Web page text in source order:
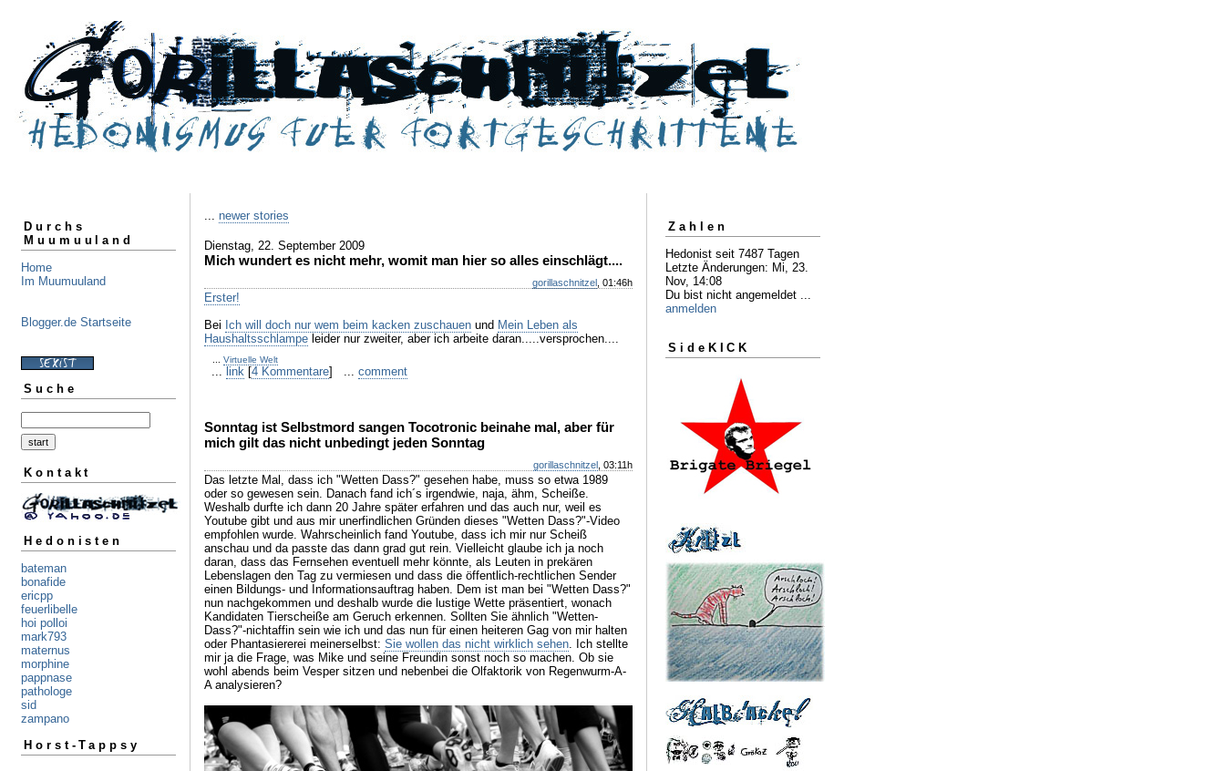
Durchs
Muumuuland
Home
Im Muumuuland
Blogger.de Startseite
Suche
Kontakt
Hedonisten
bateman
bonafide
ericpp
feuerlibelle
hoi polloi
mark793
maternus
morphine
pappnase
pathologe
sid
zampano
Horst-Tappsy
... newer stories
Dienstag, 22. September 2009
Mich wundert es nicht mehr, womit man hier so alles einschlägt....
gorillaschnitzel , 01:46h
Erster!
Bei Ich will doch nur wem beim kacken zuschauen und Mein Leben als
Haushaltsschlampe leider nur zweiter, aber ich arbeite daran.....versprochen....
Virtuelle Welt
... link [4 Kommentare] ... comment
Sonntag ist Selbstmord sangen Tocotronic beinahe mal, aber für
mich gilt das nicht unbedingt jeden Sonntag
gorillaschnitzel , 03:11h
Das letzte Mal, dass ich "Wetten Dass?" gesehen habe, muss so etwa 1989
oder so gewesen sein. Danach fand ich´s irgendwie, naja, ähm, Scheiße.
Weshalb durfte ich dann 20 Jahre später erfahren und das auch nur, weil es
Youtube gibt und aus mir unerfindlichen Gründen dieses "Wetten Dass?"-Video
empfohlen wurde. Wahrscheinlich fand Youtube, dass ich mir nur Scheiß
anschau und da passte das dann grad gut rein. Vielleicht glaube ich ja noch
daran, dass das Fernsehen eventuell mehr könnte, als Leuten in prekären
Lebenslagen den Tag zu vermiesen und dass die öffentlich-rechtlichen Sender
einen Bildungs- und Informationsauftrag haben. Dem ist man bei "Wetten Dass?"
nun nachgekommen und deshalb wurde die lustige Wette präsentiert, wonach
Kandidaten Tierscheiße am Geruch erkennen. Sollten Sie ähnlich "Wetten-
Dass?"-nichtaffin sein wie ich und das nun für einen heiteren Gag von mir halten
oder Phantasiererei meinerselbst: Sie wollen das nicht wirklich sehen. Ich stellte
mir ja die Frage, was Mike und seine Freundin sonst noch so machen. Ob sie
wohl abends beim Vesper sitzen und nebenbei die Olfaktorik von Regenwurm-A-
A analysieren?
Zahlen
Hedonist seit 7487 Tagen
Letzte Änderungen: Mi, 23.
Nov, 14:08
Du bist nicht angemeldet ...
anmelden
SideKICK